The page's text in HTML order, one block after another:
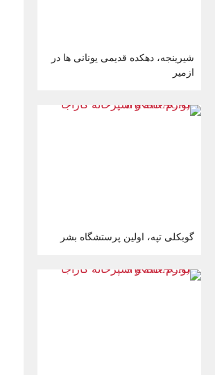
شیرینجه، دهکده قدیمی یونانی ها در
ازمیر
گوبکلی تپه، اولین پرستشگاه بشر